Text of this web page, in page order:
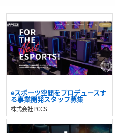
eスポーツ空間をプロデュースす
る事業開発スタッフ募集
株式会社PCCS